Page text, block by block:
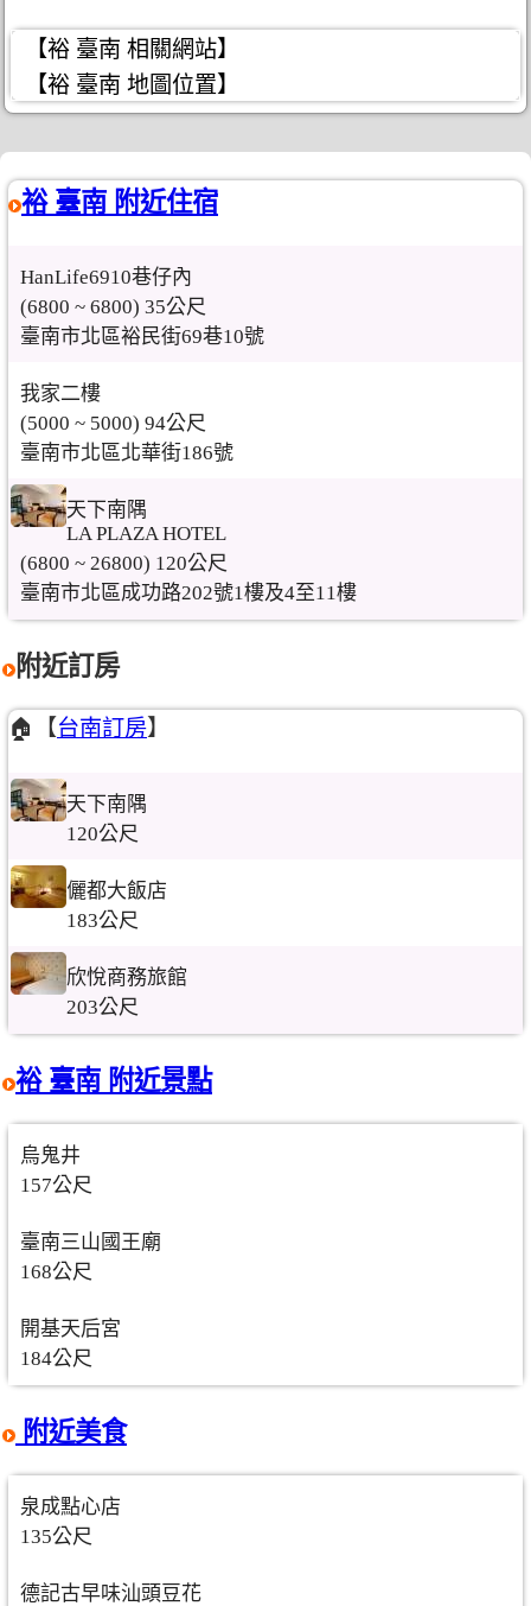
【裕 臺南 相關網站】
【裕 臺南 地圖位置】
裕 臺南 附近住宿
HanLife6910巷仔內
(6800 ~ 6800) 35公尺
臺南市北區裕民街69巷10號
我家二樓
(5000 ~ 5000) 94公尺
臺南市北區北華街186號
天下南隅
LA PLAZA HOTEL
(6800 ~ 26800) 120公尺
臺南市北區成功路202號1樓及4至11樓
附近訂房
🏠【台南訂房】
天下南隅
120公尺
儷都大飯店
183公尺
欣悅商務旅館
203公尺
裕 臺南 附近景點
烏鬼井
157公尺
臺南三山國王廟
168公尺
開基天后宮
184公尺
附近美食
泉成點心店
135公尺
德記古早味汕頭豆花